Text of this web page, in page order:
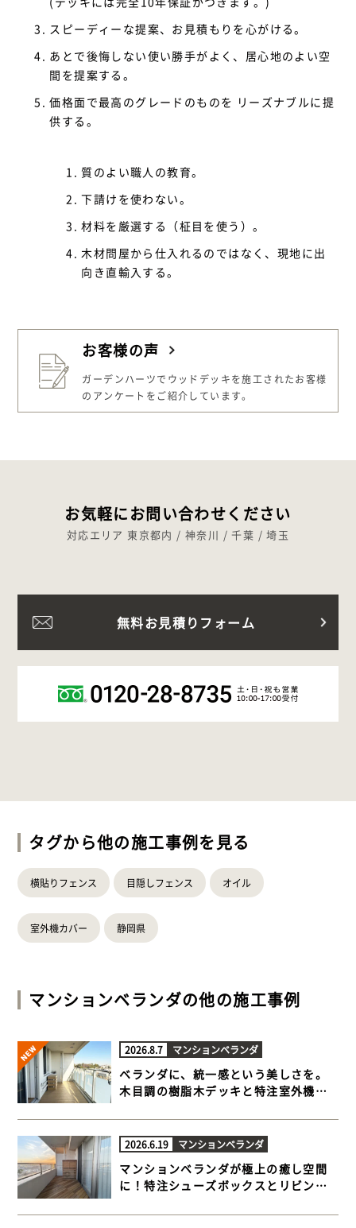
スピーディーな提案、お見積もりを心がける。
あとで後悔しない使い勝手がよく、居心地のよい空
間を提案する。
価格面で最高のグレードのものを リーズナブルに提
供する。
質のよい職人の教育。
下請けを使わない。
材料を厳選する（柾目を使う）。
木材問屋から仕入れるのではなく、現地に出
向き直輸入する。
お客様の声
ガーデンハーツでウッドデッキを施工されたお客様
のアンケートをご紹介しています。
お気軽にお問い合わせください
対応エリア 東京都内 / 神奈川 / 千葉 / 埼玉
無料お見積りフォーム
タグから他の施工事例を見る
横貼りフェンス 目隠しフェンス オイル
室外機カバー 静岡県
マンションベランダの他の施工事例
2026.8.7 マンションベランダ
ベランダに、統一感という美しさを。
木目調の樹脂木デッキと特注室外機カ
脂木デッキ】
2026.6.19 マンションベランダ
マンションベランダが極上の癒し空間
に！特注シューズボックスとリビング
ションベランダ ウッドデッキ】